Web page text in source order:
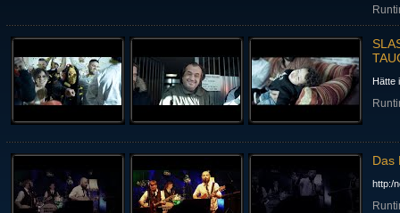
Hätte
Das
http:/